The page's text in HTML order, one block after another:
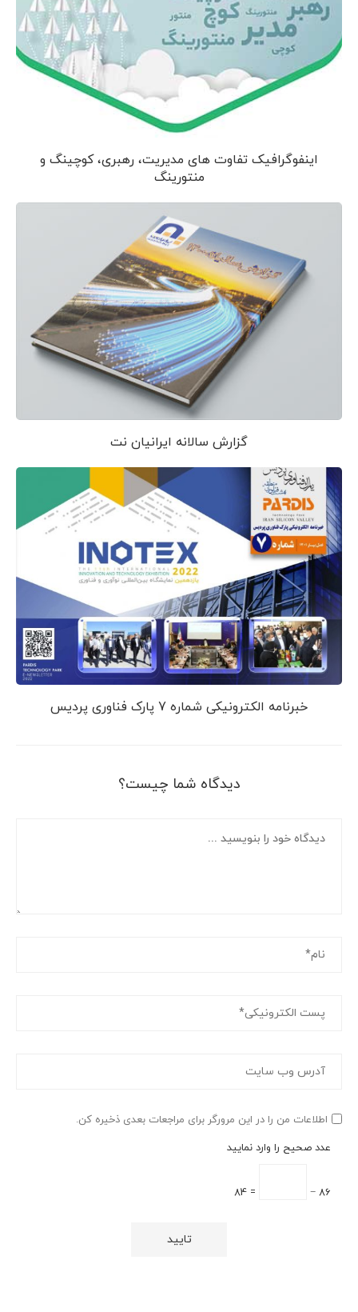
اینفوگرافیک تفاوت های مدیریت، رهبری، کوچینگ و
منتورینگ
گزارش سالانه ایرانیان نت
خبرنامه الکترونیکی شماره 7 پارک فناوری پردیس
دیدگاه شما چیست؟
اطلاعات من را در این مرورگر برای مراجعات بعدی ذخیره کن.
عدد صحیح را وارد نمایید
86 −
= 84